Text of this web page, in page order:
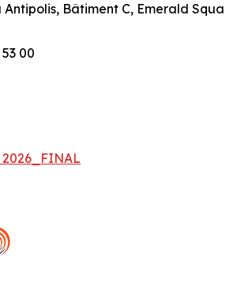
Antipolis, Bâtiment C, Emerald
00
2026_FINAL